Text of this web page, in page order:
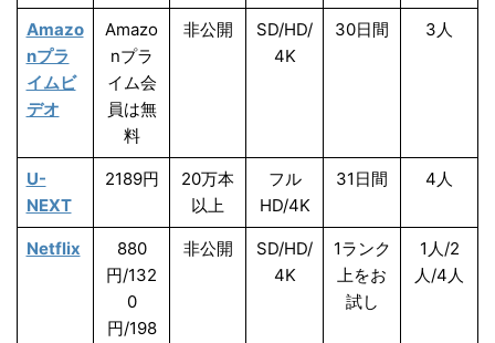
Amazo
nプラ
イムビ
デオ
Amazo
nプラ
イム会
員は無
料
非公開
SD/HD/
4K
30日間 3人
U-
NEXT
2189円
20万本
以上
フル
HD/4K
31日間 4人
Netflix
880
円/132
0
円/198
非公開
SD/HD/
4K
1ランク
上をお
試し
1人/2
人/4人